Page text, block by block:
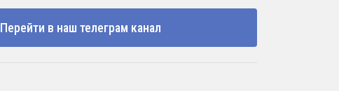
Перейти в наш телеграм канал